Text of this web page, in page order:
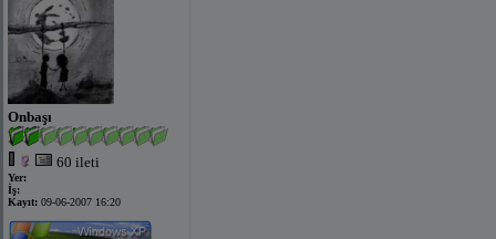
Onbaşı
60 ileti
Yer:
İş:
Kayıt: 09-06-2007 16:20